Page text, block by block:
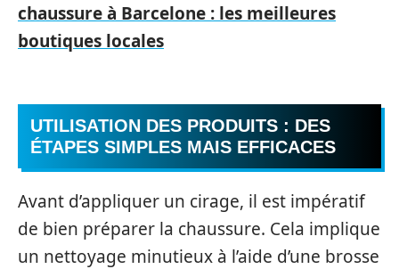
chaussure à Barcelone : les meilleures
boutiques locales
UTILISATION DES PRODUITS : DES
ÉTAPES SIMPLES MAIS EFFICACES
Avant d’appliquer un cirage, il est impératif
de bien préparer la chaussure. Cela implique
un nettoyage minutieux à l’aide d’une brosse